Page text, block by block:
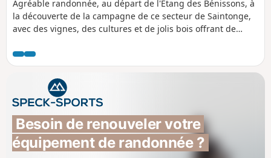
Agréable randonnée, au départ de l'Étang des Bénissons, à
la découverte de la campagne de ce secteur de Saintonge,
avec des vignes, des cultures et de jolis bois offrant de
Besoin de renouveler votre
équipement de randonnée ?